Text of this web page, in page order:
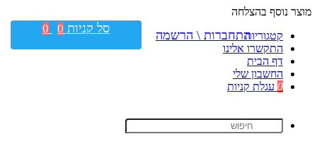
מוצר נוסף בהצלחה
קטגוריות
התקשרו אלינו
דף הבית
החשבון שלי
0 עגלת קניות
התחברות \ הרשמה סל קניות 0
0